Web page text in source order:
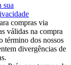
sua
compras via
válidas na compra
término dos nossos
divergências de